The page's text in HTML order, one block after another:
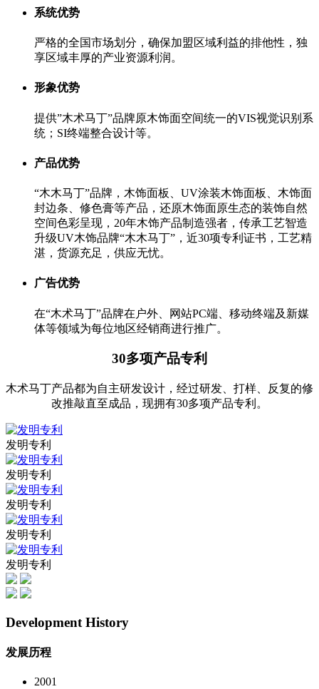
系统优势
严格的全国市场划分，确保加盟区域利益的排他性，独
享区域丰厚的产业资源利润。
形象优势
提供”木术马丁”品牌原木饰面空间统一的VIS视觉识别系
统；SI终端整合设计等。
产品优势
“木木马丁”品牌，木饰面板、UV涂装木饰面板、木饰面
封边条、修色膏等产品，还原木饰面原生态的装饰自然
空间色彩呈现，20年木饰产品制造强者，传承工艺智造
升级UV木饰品牌“木木马丁”，近30项专利证书，工艺精
湛，货源充足，供应无忧。
广告优势
在“木术马丁”品牌在户外、网站PC端、移动终端及新媒
体等领域为每位地区经销商进行推广。
30多项产品专利
木术马丁产品都为自主研发设计，经过研发、打样、反复的修
改推敲直至成品，现拥有30多项产品专利。
发明专利
发明专利
发明专利
发明专利
发明专利
Development History
发展历程
2001